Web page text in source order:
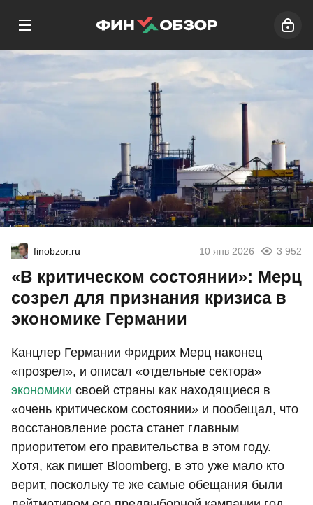
finobzor.ru 10 янв 2026 3 952
«В критическом состоянии»: Мерц
созрел для признания кризиса в
экономике Германии
Канцлер Германии Фридрих Мерц наконец
«прозрел», и описал «отдельные сектора»
экономики своей страны как находящиеся в
«очень критическом состоянии» и пообещал, что
восстановление роста станет главным
приоритетом его правительства в этом году.
Хотя, как пишет Bloomberg, в это уже мало кто
верит, поскольку те же самые обещания были